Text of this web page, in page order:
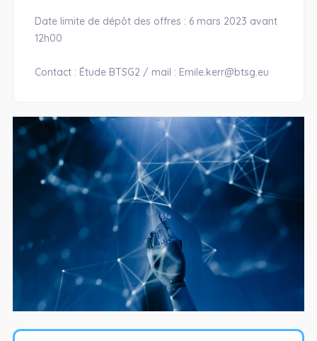
Date limite de dépôt des offres : 6 mars 2023 avant
12h00
Contact : Étude BTSG2 / mail : Emile.kerr@btsg.eu